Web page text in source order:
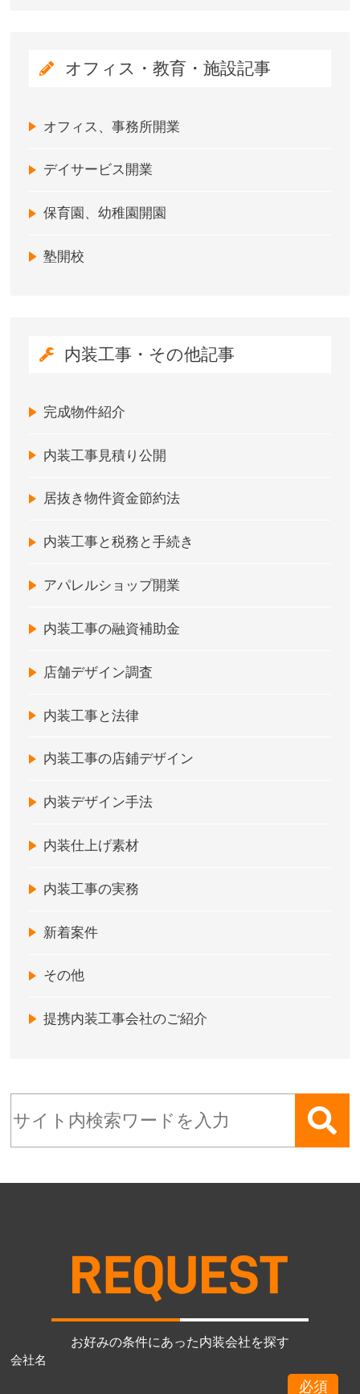
オフィス・教育・施設記事
オフィス、事務所開業
デイサービス開業
保育園、幼稚園開園
塾開校
内装工事・その他記事
完成物件紹介
内装工事見積り公開
居抜き物件資金節約法
内装工事と税務と手続き
アパレルショップ開業
内装工事の融資補助金
店舗デザイン調査
内装工事と法律
内装工事の店鋪デザイン
内装デザイン手法
内装仕上げ素材
内装工事の実務
新着案件
その他
提携内装工事会社のご紹介
お好みの条件にあった内装会社を探す
会社名
必須